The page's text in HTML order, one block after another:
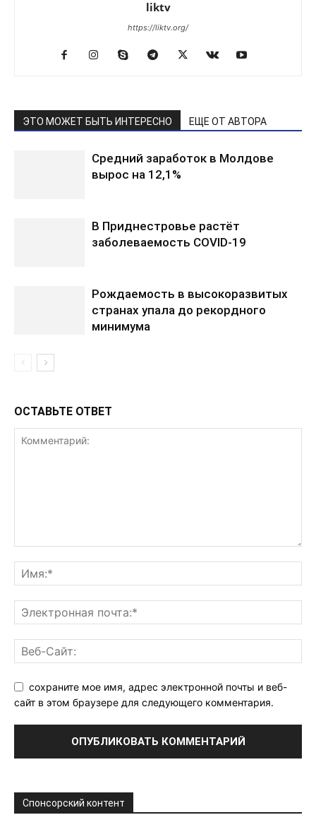
liktv
https://liktv.org/
ЭТО МОЖЕТ БЫТЬ ИНТЕРЕСНО ЕЩЕ ОТ АВТОРА
Средний заработок в Молдове
вырос на 12,1%
В Приднестровье растёт
заболеваемость COVID-19
Рождаемость в высокоразвитых
странах упала до рекордного
минимума
ОСТАВЬТЕ ОТВЕТ
сохраните мое имя, адрес электронной почты и веб-
сайт в этом браузере для следующего комментария.
Спонсорский контент